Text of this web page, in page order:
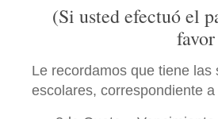
(Si usted efectuó el
Le recordamos que tiene
escolares, correspondiente